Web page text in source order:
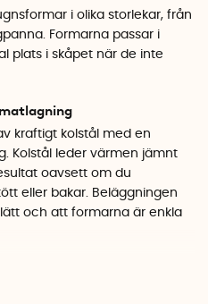
i olika storlekar, från
Formarna passar i
plats i skåpet när de inte
kraftigt kolstål med en
Kolstål leder värmen jämnt
oavsett om du
eller bakar. Beläggningen
och att formarna är enkla
grepp